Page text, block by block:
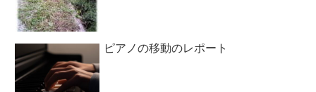
ピアノの移動のレポート